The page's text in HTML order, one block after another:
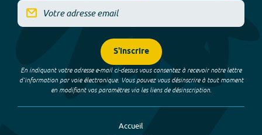
S'inscrire
En indiquant votre adresse e-mail ci-dessus vous consentez à recevoir notre lettre
d’information par voie électronique. Vous pouvez vous désinscrire à tout moment
en modifiant vos paramètres via les liens de désinscription.
Accueil